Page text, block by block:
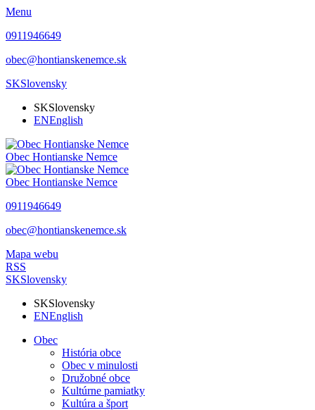
Menu
0911946649
obec@hontianskenemce.sk
SKSlovensky
SKSlovensky
ENEnglish
Obec Hontianske Nemce
Obec Hontianske Nemce
0911946649
obec@hontianskenemce.sk
Mapa webu
RSS
SKSlovensky
SKSlovensky
ENEnglish
Obec
História obce
Obec v minulosti
Družobné obce
Kultúrne pamiatky
Kultúra a šport